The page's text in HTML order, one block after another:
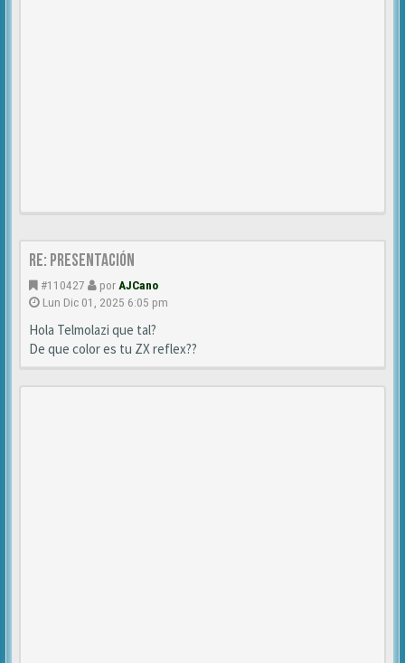
Re: Presentación
#110427 por AJCano
Lun Dic 01, 2025 6:05 pm
Hola Telmolazi que tal?
De que color es tu ZX reflex??